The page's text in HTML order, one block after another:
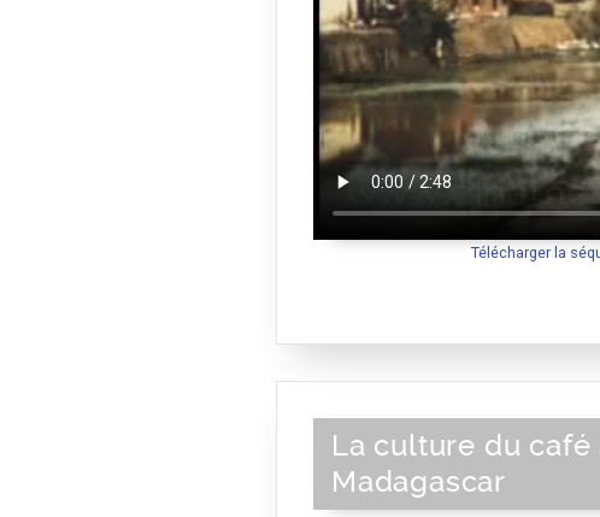
Télécharger la
La culture du café
Madagascar